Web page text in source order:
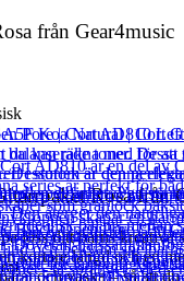
från Gear4music
Rosa från
loss ditt barns
kortare längd och en
och väska – så att